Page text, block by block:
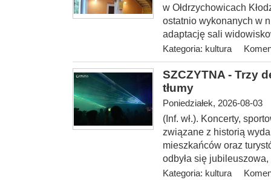
w Ołdrzychowicach
ostatnio wykonanych w
adaptację sali
Kategoria: kultura
SZCZYTNA - Trzy
tłumy
Poniedziałek, 2026-08-03
(Inf. wł.). Koncerty,
związane z historią
mieszkańców oraz
odbyła się
Kategoria: kultura